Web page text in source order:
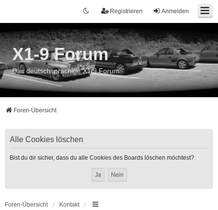
Anmelden
Registrieren
X1-9 Forum
Das deutschsprachige X1/9 Forum
Foren-Übersicht
Alle Cookies löschen
Bist du dir sicher, dass du alle Cookies des Boards löschen möchtest?
Foren-Übersicht Kontakt